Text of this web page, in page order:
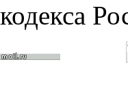
кодекса